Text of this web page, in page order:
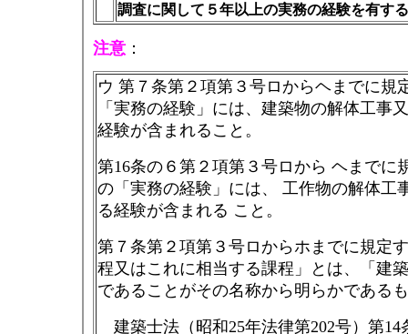
調査に関して５年以上の実務の経験を有す
注意 ：
ウ 第７条第２項第３号ロからヘまでに規
「実務の経験」には、建築物の解体工事
経験が含まれること。
第16条の６第２項第３号ロから ヘまでに
の「実務の経験」には、 工作物の解体工
る経験が含まれる こと。
第７条第２項第３号ロからホまでに規定
程又はこれに相当する課程」とは、「建
であることがその名称から明らかである
建築士法（昭和25年法律第202号）第